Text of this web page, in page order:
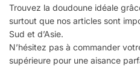
Trouvez la doudoune idéale
surtout que nos articles sont
Sud et d’Asie.
N’hésitez pas à commander
supérieure pour une aisance